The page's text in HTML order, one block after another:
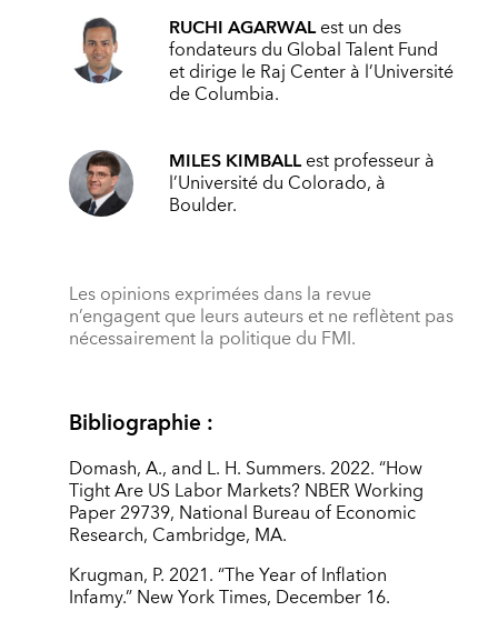
RUCHI AGARWALest un des
fondateurs du Global Talent Fund
et dirige le Raj Center à l’Université
de Columbia.
MILES KIMBALLest professeur à
l’Université du Colorado, à
Boulder.
Les opinions exprimées dans la revue
n’engagent que leurs auteurs et ne reflètent pas
nécessairement la politique du FMI.
Bibliographie :
Domash, A., and L. H. Summers. 2022. “How
Tight Are US Labor Markets? NBER Working
Paper 29739, National Bureau of Economic
Research, Cambridge, MA.
Krugman, P. 2021. “The Year of Inflation
Infamy.” New York Times, December 16.